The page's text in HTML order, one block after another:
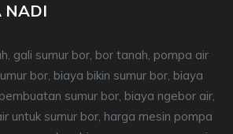
NADI
gali sumur bor, bor tanah, pompa air
bor, biaya bikin sumur bor, biaya
sumur bor, biaya ngebor air,
untuk sumur bor, harga mesin pompa